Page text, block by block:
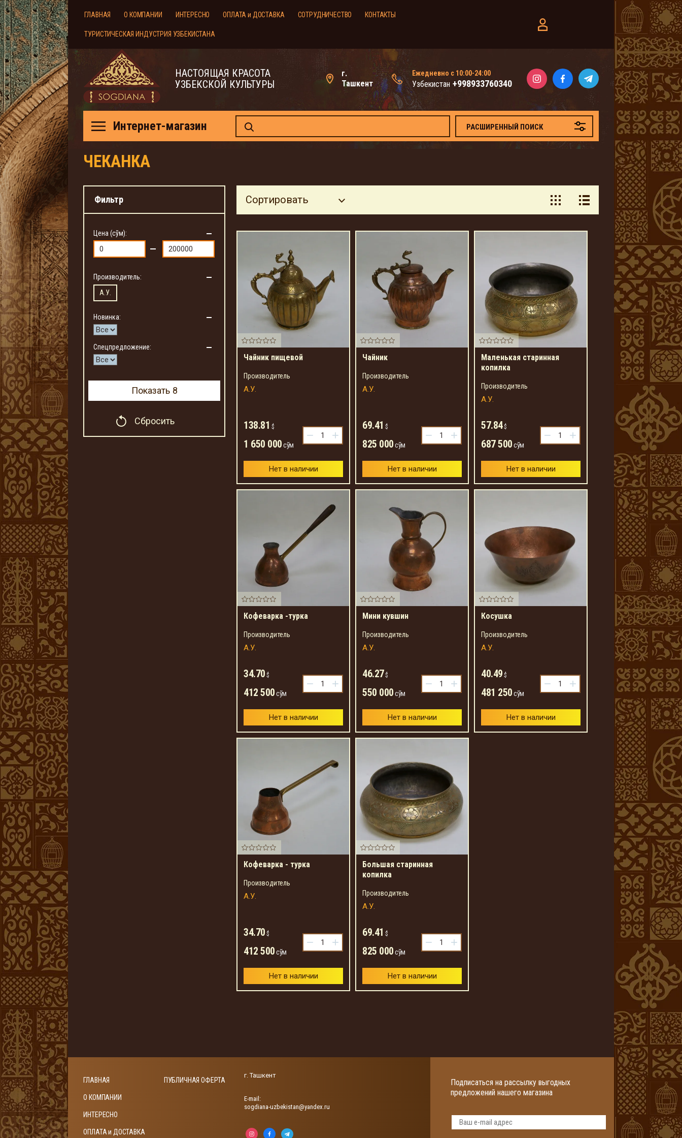
ГЛАВНАЯ О КОМПАНИИ ИНТЕРЕСНО ОПЛАТА и ДОСТАВКА СОТРУДНИЧЕСТВО КОНТАКТЫ
ТУРИСТИЧЕСКАЯ ИНДУСТРИЯ УЗБЕКИСТАНА
НАСТОЯЩАЯ КРАСОТА
УЗБЕКСКОЙ КУЛЬТУРЫ
г.
Ташкент
Ежедневно с 10:00-24:00
Узбекистан +998933760340
Интернет-магазин РАСШИРЕННЫЙ ПОИСК
ЧЕКАНКА
Фильтр
Цена (сўм):
Производитель:
А.У.
Новинка:
Спецпредложение:
Показать 8
Сбросить
Сортировать
Чайник пищевой
Производитель
А.У.
138.81 $
1 650 000сўм
− +
Нет в наличии
Чайник
Производитель
А.У.
69.41 $
825 000сўм
− +
Нет в наличии
Маленькая старинная
копилка
Производитель
А.У.
57.84$
687 500сўм
− +
Нет в наличии
Кофеварка -турка
Производитель
А.У.
34.70 $
412 500сўм
− +
Нет в наличии
Мини кувшин
Производитель
А.У.
46.27$
550 000сўм
− +
Нет в наличии
Косушка
Производитель
А.У.
40.49 $
481 250сўм
− +
Нет в наличии
Кофеварка - турка
Производитель
А.У.
34.70 $
412 500сўм
− +
Нет в наличии
Большая старинная
копилка
Производитель
А.У.
69.41 $
825 000сўм
− +
Нет в наличии
ГЛАВНАЯ
О КОМПАНИИ
ИНТЕРЕСНО
ОПЛАТА и ДОСТАВКА
ПУБЛИЧНАЯ ОФЕРТА
г. Ташкент
Е-mail:
sogdiana-uzbekistan@yandex.ru
Подписаться на рассылку выгодных
предложений нашего магазина